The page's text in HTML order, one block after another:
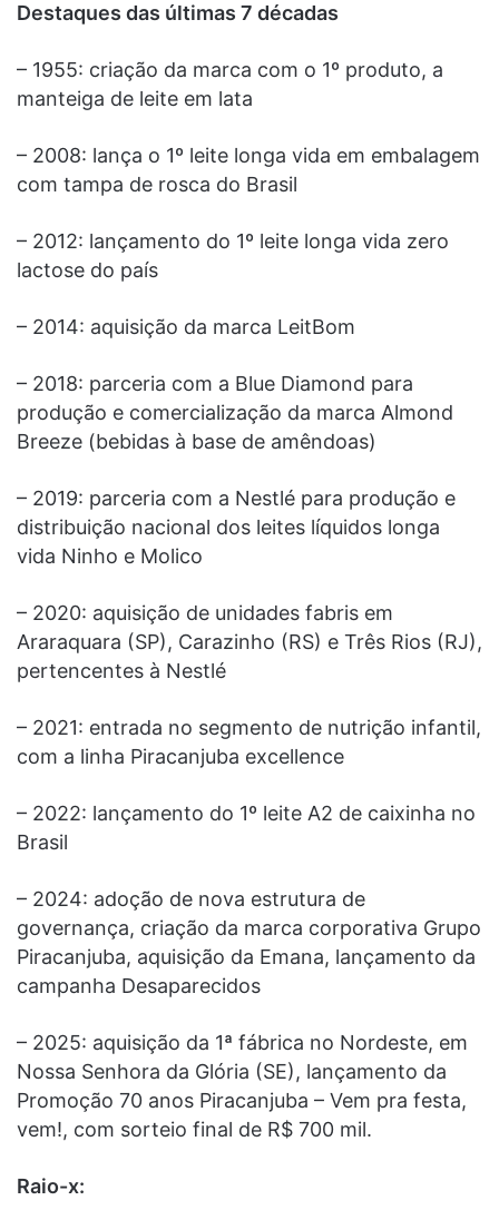
Destaques das últimas 7 décadas
– 1955: criação da marca com o 1º produto, a
manteiga de leite em lata
– 2008: lança o 1º leite longa vida em embalagem
com tampa de rosca do Brasil
– 2012: lançamento do 1º leite longa vida zero
lactose do país
– 2014: aquisição da marca LeitBom
– 2018: parceria com a Blue Diamond para
produção e comercialização da marca Almond
Breeze (bebidas à base de amêndoas)
– 2019: parceria com a Nestlé para produção e
distribuição nacional dos leites líquidos longa
vida Ninho e Molico
– 2020: aquisição de unidades fabris em
Araraquara (SP), Carazinho (RS) e Três Rios (RJ),
pertencentes à Nestlé
– 2021: entrada no segmento de nutrição infantil,
com a linha Piracanjuba excellence
– 2022: lançamento do 1º leite A2 de caixinha no
Brasil
– 2024: adoção de nova estrutura de
governança, criação da marca corporativa Grupo
Piracanjuba, aquisição da Emana, lançamento da
campanha Desaparecidos
– 2025: aquisição da 1ª fábrica no Nordeste, em
Nossa Senhora da Glória (SE), lançamento da
Promoção 70 anos Piracanjuba – Vem pra festa,
vem!, com sorteio final de R$ 700 mil.
Raio-x: